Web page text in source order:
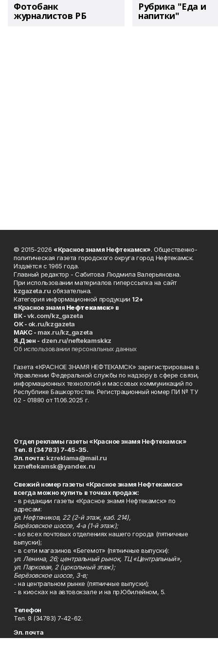
Фотобанк
журналистов РБ
Рубрика "Еда и
напитки"
© 2015-2026 «Красное знамя Нефтекамск». Общественно-
политическая газета городского округа город Нефтекамск.
Издаётся с 1965 года.
Главный редактор - Сабитова Людмила Валерьяновна.
При использовании материалов гиперссылка на сайт
kzgazeta.ru обязательна.
Категория информационной продукции 12+
«Красное знамя Нефтекамск» в
ВК -vk.com/kz_gazeta
ОК - ok.ru/kzgazeta
MAKC - max.ru/kz_gazeta
Я.Дзен - dzen.ru/neftekamskkz
Об использовании персональных данных
Газета «КРАСНОЕ ЗНАМЯ НЕФТЕКАМСК» зарегистрирована в
Управлении Федеральной службы по надзору в сфере связи,
информационных технологий и массовых коммуникаций по
Республике Башкортостан. Регистрационный номер ПИ № ТУ
02 - 01880 от 11.06.2025 г.
Отдел рекламы газеты «Красное знамя Нефтекамск»
Тел. 8 (34783) 7-45-35.
Эл. почта: kzreklama@mail.ru
kzneftekamsk@yandex.ru
Свежий номер газеты «Красное знамя Нефтекамск»
всегда можно купить в точках продаж:
- в редакции газеты «Красное знамя Нефтекамск» по
адресам:
ул. Нефтяников, 22 (2-й этаж, каб. 214),
Берёзовское шоссе, 4-а (1-й этаж);
- во всех почтовых отделениях нашего города (пятничные
выпуски);
- в сети магазинов «Бегемот» (пятничные выпуски):
ул. Ленина, 26; центральный рынок, ТЦ «Центральный»,
ул. Парковая, 2 (цокольный этаж);
Берёзовское шоссе, 3-в;
- на центральном рынке (пятничные выпуски);
- в киосках на автовокзале и на пр.Юбилейном, 5.
Телефон
Тел. 8 (34783) 7-42-62.
Эл. почта
kzgazeta@mail.ru